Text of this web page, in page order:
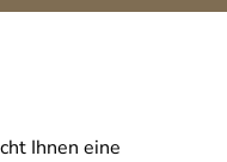
Ihnen eine